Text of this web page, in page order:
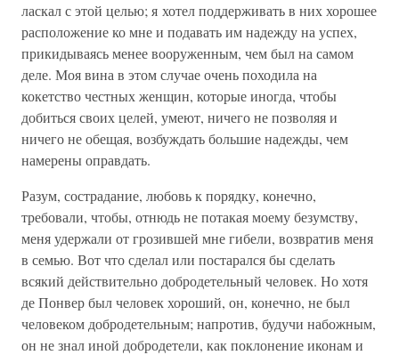
ласкал с этой целью; я хотел поддерживать в них хорошее
расположение ко мне и подавать им надежду на успех,
прикидываясь менее вооруженным, чем был на самом
деле. Моя вина в этом случае очень походила на
кокетство честных женщин, которые иногда, чтобы
добиться своих целей, умеют, ничего не позволяя и
ничего не обещая, возбуждать большие надежды, чем
намерены оправдать.
Разум, сострадание, любовь к порядку, конечно,
требовали, чтобы, отнюдь не потакая моему безумству,
меня удержали от грозившей мне гибели, возвратив меня
в семью. Вот что сделал или постарался бы сделать
всякий действительно добродетельный человек. Но хотя
де Понвер был человек хороший, он, конечно, не был
человеком добродетельным; напротив, будучи набожным,
он не знал иной добродетели, как поклонение иконам и